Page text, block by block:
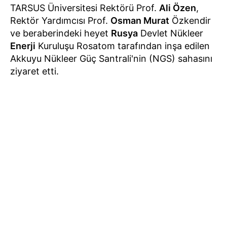
TARSUS Üniversitesi Rektörü Prof. Ali Özen,
Rektör Yardımcısı Prof. Osman Murat Özkendir
ve beraberindeki heyet Rusya Devlet Nükleer
Enerji Kuruluşu Rosatom tarafından inşa edilen
Akkuyu Nükleer Güç Santrali'nin (NGS) sahasını
ziyaret etti.